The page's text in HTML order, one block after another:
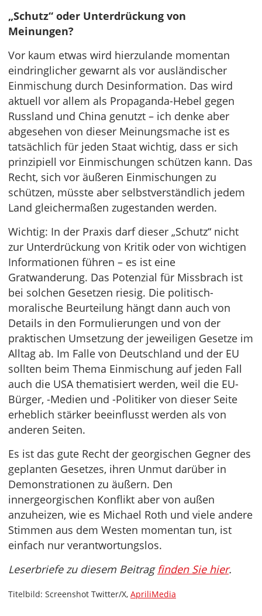
„Schutz“ oder Unterdrückung von
Meinungen?
Vor kaum etwas wird hierzulande momentan
eindringlicher gewarnt als vor ausländischer
Einmischung durch Desinformation. Das wird
aktuell vor allem als Propaganda-Hebel gegen
Russland und China genutzt – ich denke aber
abgesehen von dieser Meinungsmache ist es
tatsächlich für jeden Staat wichtig, dass er sich
prinzipiell vor Einmischungen schützen kann. Das
Recht, sich vor äußeren Einmischungen zu
schützen, müsste aber selbstverständlich jedem
Land gleichermaßen zugestanden werden.
Wichtig: In der Praxis darf dieser „Schutz“ nicht
zur Unterdrückung von Kritik oder von wichtigen
Informationen führen – es ist eine
Gratwanderung. Das Potenzial für Missbrach ist
bei solchen Gesetzen riesig. Die politisch-
moralische Beurteilung hängt dann auch von
Details in den Formulierungen und von der
praktischen Umsetzung der jeweiligen Gesetze im
Alltag ab. Im Falle von Deutschland und der EU
sollten beim Thema Einmischung auf jeden Fall
auch die USA thematisiert werden, weil die EU-
Bürger, -Medien und -Politiker von dieser Seite
erheblich stärker beeinflusst werden als von
anderen Seiten.
Es ist das gute Recht der georgischen Gegner des
geplanten Gesetzes, ihren Unmut darüber in
Demonstrationen zu äußern. Den
innergeorgischen Konflikt aber von außen
anzuheizen, wie es Michael Roth und viele andere
Stimmen aus dem Westen momentan tun, ist
einfach nur verantwortungslos.
Leserbriefe zu diesem Beitrag finden Sie hier.
Titelbild: Screenshot Twitter/X, ApriliMedia